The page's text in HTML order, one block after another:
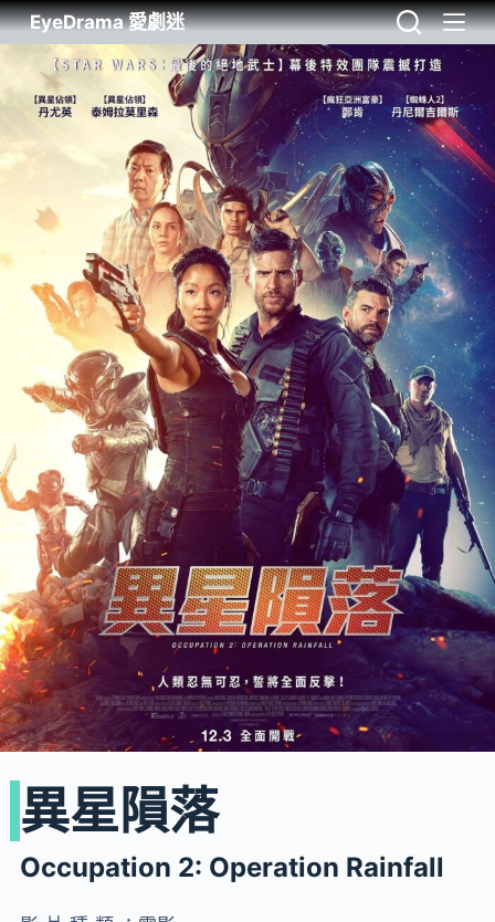
EyeDrama 愛劇迷
異星隕落
Occupation 2: Operation Rainfall